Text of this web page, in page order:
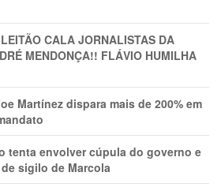
CALA JORNALISTAS DA
MENDONÇA!! FLÁVIO HUMILHA
Martínez dispara mais de 200% em
tenta envolver cúpula do governo e
sigilo de Marcola